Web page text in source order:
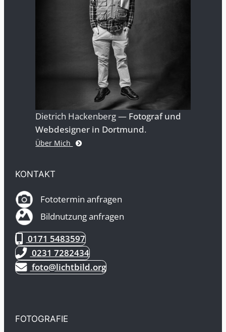
Dietrich Hackenberg — Fotograf und
Webdesigner in Dortmund.
Über Mich
KONTAKT
Fototermin anfragen
Bildnutzung anfragen
0171 5483597
0231 7282434
foto@lichtbild.org
FOTOGRAFIE